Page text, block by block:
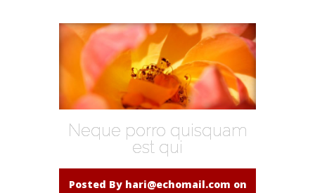
Neque porro quisquam
est qui
Posted By hari@echomail.com on